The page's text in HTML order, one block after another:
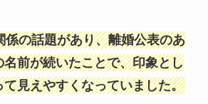
係の話題があり、離婚公表のあ
前が続いたことで、印象とし
見えやすくなっていました。